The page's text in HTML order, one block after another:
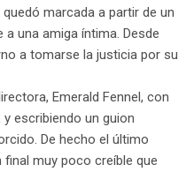
marcada a partir de un
una amiga íntima. Desde
a tomarse la justicia por su
Emerald Fennel, con
escribiendo un guion
De hecho el último
muy poco creíble que